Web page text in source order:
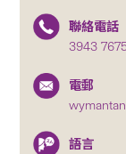
聯絡電話
3943
電郵
語言